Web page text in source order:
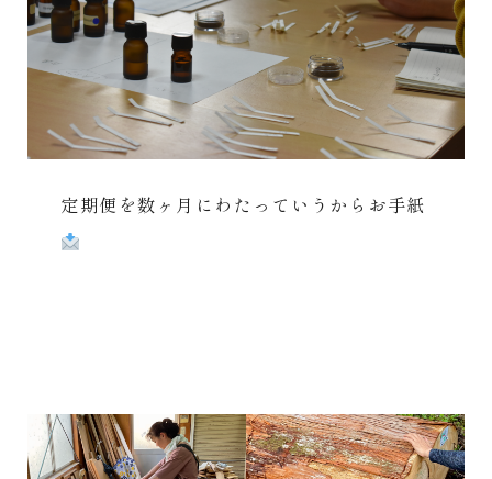
定期便を数ヶ月にわたっていうからお手紙